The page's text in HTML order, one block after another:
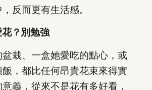
反而更有生活感。
？別勉強
栽、一盒她愛吃的點心，或
飯，都比任何昂貴花束來得實
義，從來不是花有多好看，